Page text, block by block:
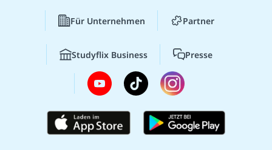
Für Unternehmen Partner
Studyflix Business Presse